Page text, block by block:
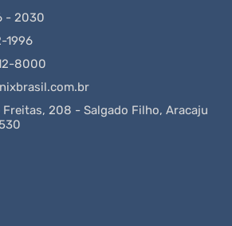
- 2030
1996
8000
Freitas, 208 - Salgado Filho, Aracaju